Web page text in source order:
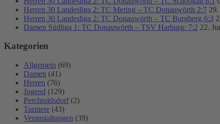
Herren 30 Landesliga 2: TC Mering – TC Donauwörth 2:7
Herren 30 Landesliga 2: TC Donauwörth – TC Burgberg 6:3
Damen Südliga 1: TC Donauwörth – TSV Harburg: 7:2 22.
Kategorien
Allgemein (69)
Damen (41)
Herren (76)
Jugend (129)
Perchtoldsdorf (2)
Turniere (43)
Veranstaltungen (39)